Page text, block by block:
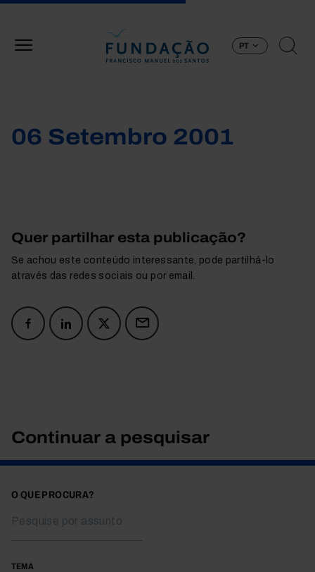
PT
06 Setembro 2001
Quer partilhar esta publicação?
Se achou este conteúdo interessante, pode partilhá-lo
através das redes sociais ou por email.
Continuar a pesquisar
O QUE PROCURA?
TEMA